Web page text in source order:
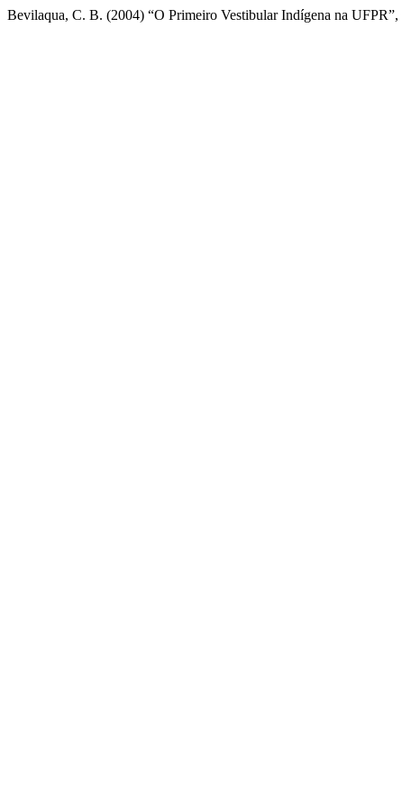
Bevilaqua, C. B. (2004) “O Primeiro Vestibular Indígena na UFPR”,